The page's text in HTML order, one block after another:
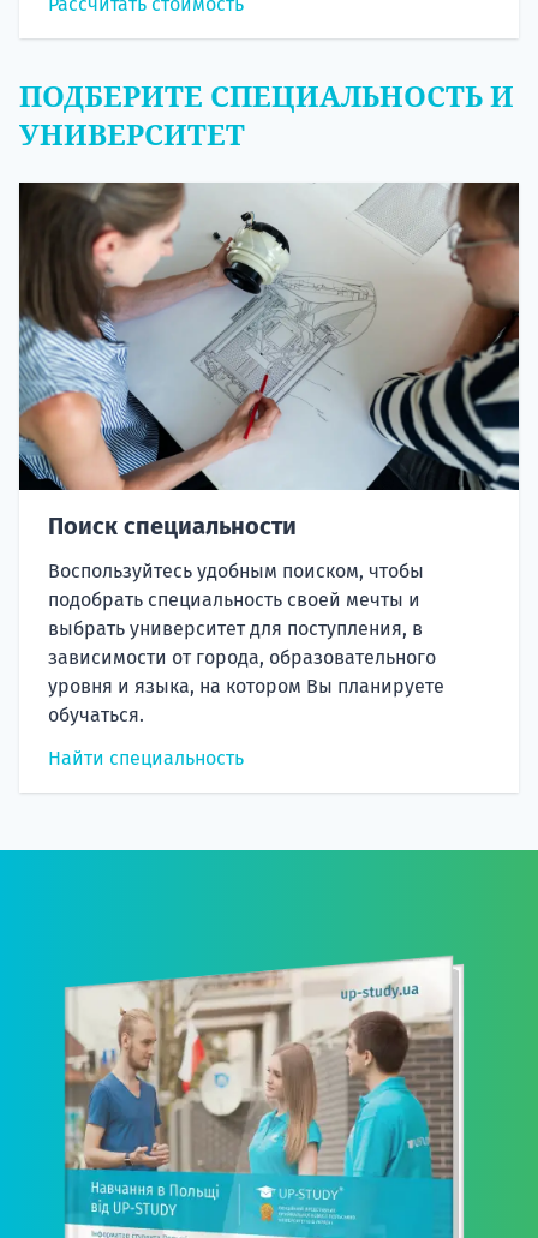
ПОДБЕРИТЕ СПЕЦИАЛЬНОСТЬ И
УНИВЕРСИТЕТ
Поиск специальности
Воспользуйтесь удобным поиском, чтобы
подобрать специальность своей мечты и
выбрать университет для поступления, в
зависимости от города, образовательного
уровня и языка, на котором Вы планируете
обучаться.
Найти специальность